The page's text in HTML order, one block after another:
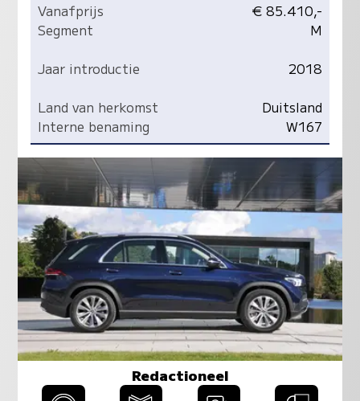
Vanafprijs
€ 85.410,-
Segment
M
Jaar introductie
2018
Land van herkomst
Duitsland
Interne benaming
W167
Redactioneel